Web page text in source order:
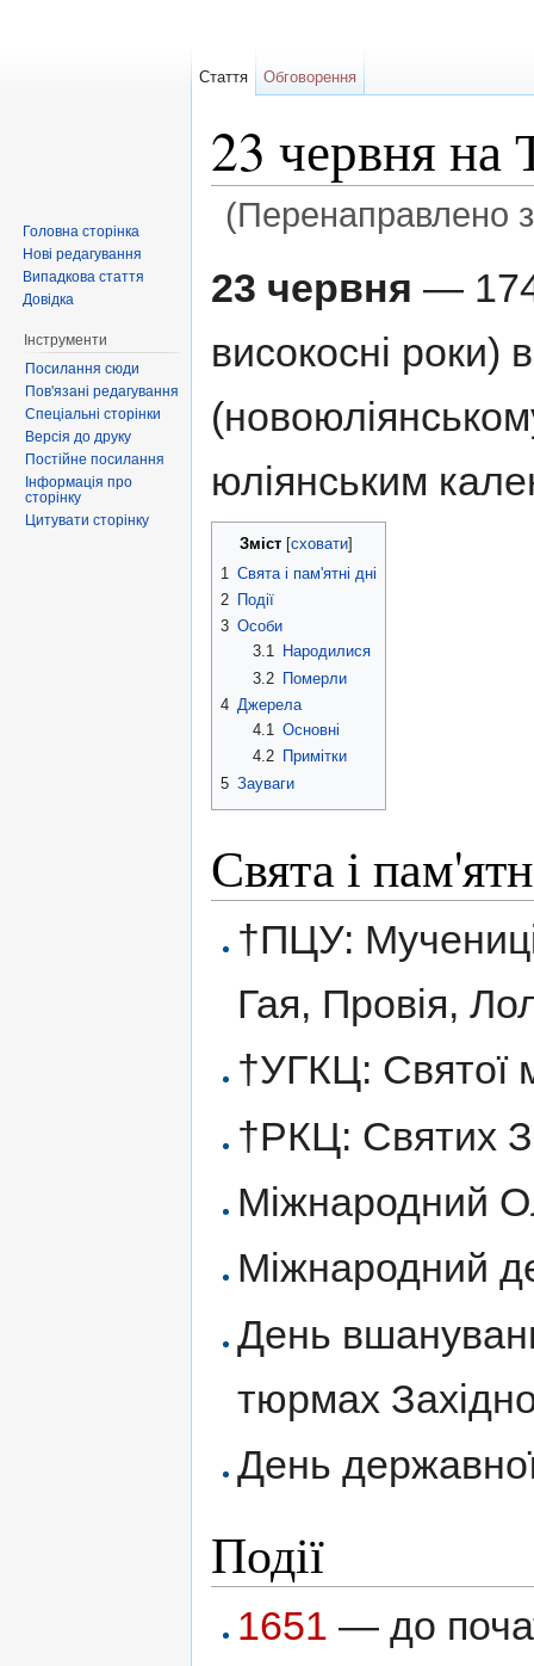
23 червня на
(Перенаправлено
23 червня —
високосні роки)
юліянським
Зміст [сховати]
1 Свята і пам'ятні дні
2 Події
3 Особи
3.1
Народилися
3.2 Померли
4 Джерела
4.1
Основні
4.2
Примітки
5 Зауваги
Свята і
†ПЦУ:
Гая, Провія,
†УГКЦ: Святої
†РКЦ: Святих
Міжнародний
Міжнародний
День
тюрмах
День
Події
1651 — до
Стаття Обговорення
Головна сторінка
Нові редагування
Випадкова стаття
Довідка
Інструменти
Посилання сюди
Пов'язані редагування
Спеціальні сторінки
Версія до друку
Постійне посилання
Інформація про
сторінку
Цитувати сторінку